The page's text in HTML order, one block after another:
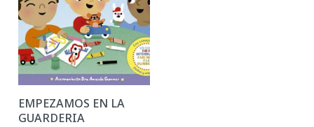
EMPEZAMOS EN LA
GUARDERIA